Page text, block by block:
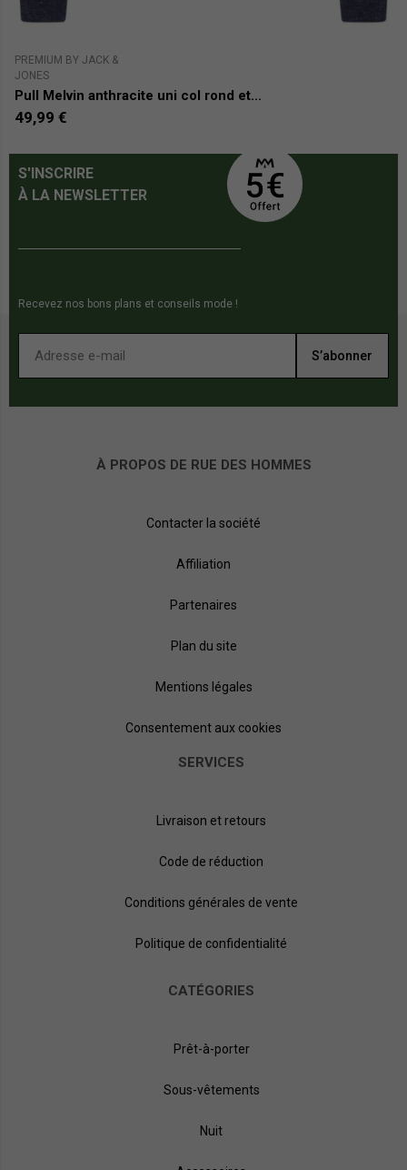
PREMIUM BY JACK &
JONES
Pull Melvin anthracite uni col rond et...
49,99 €
S'INSCRIRE
À LA NEWSLETTER
Recevez nos bons plans et conseils mode !
S’abonner
À PROPOS DE RUE DES HOMMES
Contacter la société
Affiliation
Partenaires
Plan du site
Mentions légales
Consentement aux cookies
SERVICES
Livraison et retours
Code de réduction
Conditions générales de vente
Politique de confidentialité
CATÉGORIES
Prêt-à-porter
Sous-vêtements
Nuit